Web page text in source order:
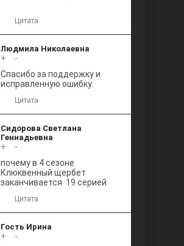
Между
Ветреный
Цитата
Людмила Николаевна
+
-
Спасибо за поддержку и
исправленную ошибку.
Цитата
Сидорова Светлана
Геннадьевна
+
-
почему в 4 сезоне
Клюквенный щербет
заканчивается 19 серией
Цитата
Гость Ирина
+
-